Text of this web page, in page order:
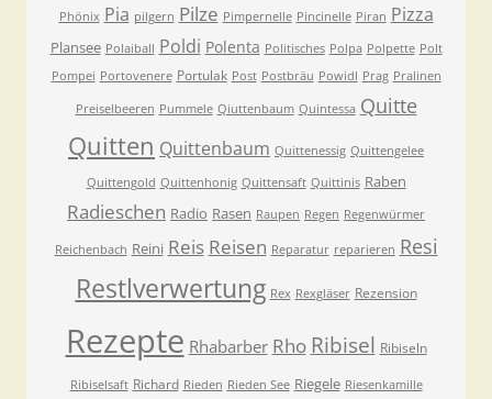
Phönix Pia pilgern Pilze Pimpernelle Pincinelle Piran Pizza
Plansee Polaiball Poldi Polenta Politisches Polpa Polpette Polt
Pompei Portovenere Portulak Post Postbräu Powidl Prag Pralinen
Preiselbeeren Pummele Qiuttenbaum Quintessa Quitte
Quitten Quittenbaum Quittenessig Quittengelee
Quittengold Quittenhonig Quittensaft Quittinis Raben
Radieschen Radio Rasen Raupen Regen Regenwürmer
Reichenbach Reini Reis Reisen Reparatur reparieren Resi
Restlverwertung Rex Rexgläser Rezension
Rezepte Rhabarber Rho Ribisel Ribiseln
Ribiselsaft Richard Rieden Rieden See Riegele Riesenkamille